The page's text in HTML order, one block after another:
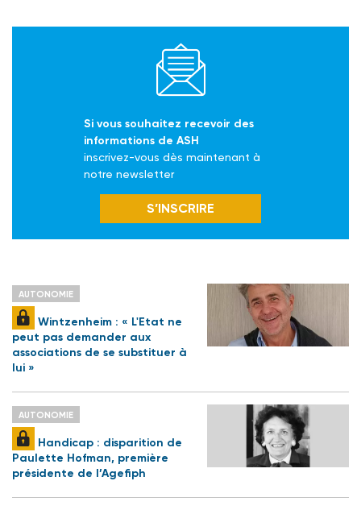
Si vous souhaitez recevoir des
informations de ASH
inscrivez-vous dès maintenant à
notre newsletter
S’INSCRIRE
AUTONOMIE
Wintzenheim : « L'Etat ne
peut pas demander aux
associations de se substituer à
lui »
AUTONOMIE
Handicap : disparition de
Paulette Hofman, première
présidente de l’Agefiph